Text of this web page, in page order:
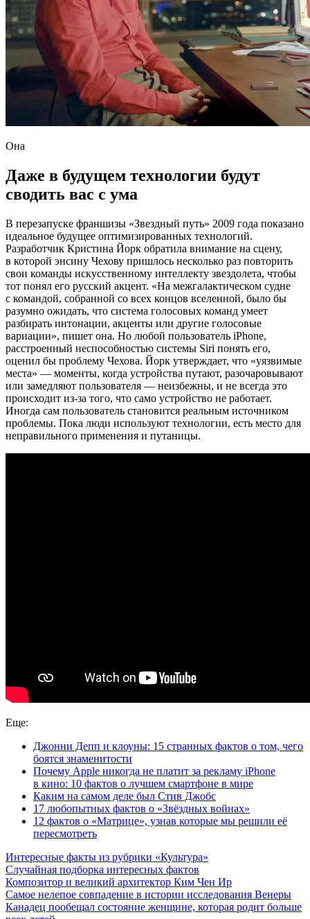
Она
Даже в будущем технологии будут
сводить вас с ума
В перезапуске франшизы «Звездный путь» 2009 года показано
идеальное будущее оптимизированных технологий.
Разработчик Кристина Йорк обратила внимание на сцену,
в которой энсину Чехову пришлось несколько раз повторить
свои команды искусственному интеллекту звездолета, чтобы
тот понял его русский акцент. «На межгалактическом судне
с командой, собранной со всех концов вселенной, было бы
разумно ожидать, что система голосовых команд умеет
разбирать интонации, акценты или другие голосовые
вариации», пишет она. Но любой пользователь iPhone,
расстроенный неспособностью системы Siri понять его,
оценил бы проблему Чехова. Йорк утверждает, что «уязвимые
места» — моменты, когда устройства путают, разочаровывают
или замедляют пользователя — неизбежны, и не всегда это
происходит из-за того, что само устройство не работает.
Иногда сам пользователь становится реальным источником
проблемы. Пока люди используют технологии, есть место для
неправильного применения и путаницы.
Еще:
Джонни Депп и клоуны: 15 странных фактов о том, чего
боятся знаменитости
Почему Apple никогда не платит за рекламу iPhone
в кино: 10 фактов о лучшем смартфоне в мире
Каким на самом деле был Стив Джобс
17 любопытных фактов о «Звёздных войнах»
12 фактов о «Матрице», узнав которые мы решили её
пересмотреть
Интересные факты из рубрики «Культура»
Случайная подборка интересных фактов
Композитор и великий архитектор Ким Чен Ир
Самое нелепое совпадение в истории исследования Венеры
Канадец пообещал состояние женщине, которая родит больше